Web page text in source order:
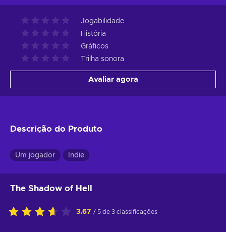
Jogabilidade
História
Gráficos
Trilha sonora
Avaliar agora
Descrição do Produto
Um jogador Indie
The Shadow of Hell
3.67 / 5 de 3 classificações